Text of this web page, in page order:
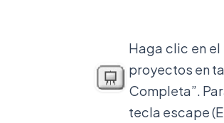
Haga clic en
proyectos en
Completa”.
tecla escape